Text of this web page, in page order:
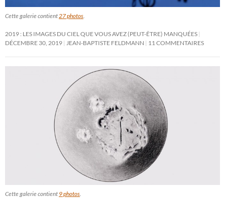
Cette galerie contient 27 photos
2019 : LES IMAGES DU CIEL QUE VOUS AVEZ (PEUT-ÊTRE) MANQUÉES
DÉCEMBRE 30, 2019
JEAN-BAPTISTE FELDMANN 11 COMMENTAIRES
Cette galerie contient 9 photos